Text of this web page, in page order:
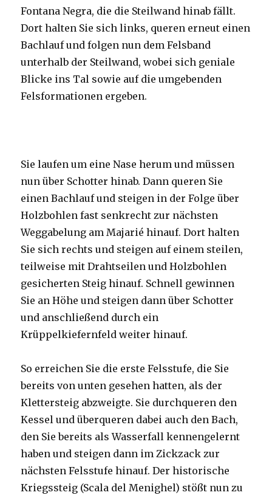
Fontana Negra, die die Steilwand hinab fällt.
Dort halten Sie sich links, queren erneut einen
Bachlauf und folgen nun dem Felsband
unterhalb der Steilwand, wobei sich geniale
Blicke ins Tal sowie auf die umgebenden
Felsformationen ergeben.
Sie laufen um eine Nase herum und müssen
nun über Schotter hinab. Dann queren Sie
einen Bachlauf und steigen in der Folge über
Holzbohlen fast senkrecht zur nächsten
Weggabelung am Majarié hinauf. Dort halten
Sie sich rechts und steigen auf einem steilen,
teilweise mit Drahtseilen und Holzbohlen
gesicherten Steig hinauf. Schnell gewinnen
Sie an Höhe und steigen dann über Schotter
und anschließend durch ein
Krüppelkiefernfeld weiter hinauf.
So erreichen Sie die erste Felsstufe, die Sie
bereits von unten gesehen hatten, als der
Klettersteig abzweigte. Sie durchqueren den
Kessel und überqueren dabei auch den Bach,
den Sie bereits als Wasserfall kennengelernt
haben und steigen dann im Zickzack zur
nächsten Felsstufe hinauf. Der historische
Kriegssteig (Scala del Menighel) stößt nun zu